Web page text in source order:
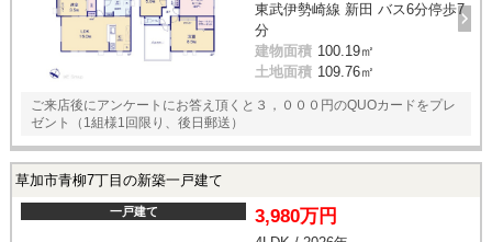
東武伊勢崎線 新田 バス6分停歩7
分
建物面積 100.19㎡
土地面積 109.76㎡
ご来店後にアンケートにお答え頂くと３，０００円のQUOカードをプレ
ゼント（1組様1回限り、後日郵送）
草加市青柳7丁目の新築一戸建て
一戸建て 3,980万円